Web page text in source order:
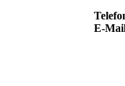
E-